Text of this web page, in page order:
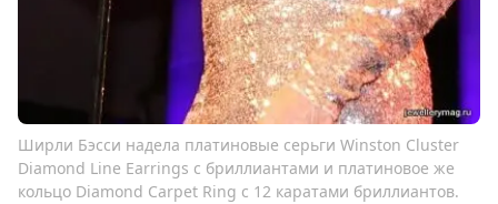
Ширли Бэсси надела платиновые серьги Winston Cluster
Diamond Line Earrings с бриллиантами и платиновое же
кольцо Diamond Carpet Ring с 12 каратами бриллиантов.